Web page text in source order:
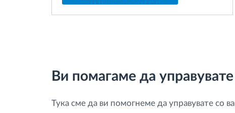
Ви помагаме да
Тука сме да ви помогнеме да управувате со